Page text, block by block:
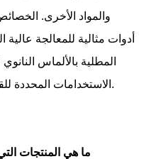
والمواد الأخرى.
أدوات مثالية للمعالجة
المطلية بالألماس
الاستخدامات المحددة للقوالب المطلية بالألماس النانوي.
ما هي المنتجات